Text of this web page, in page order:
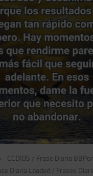
CCDIOS / Frase Diaria
Diaria Loaded / Frases